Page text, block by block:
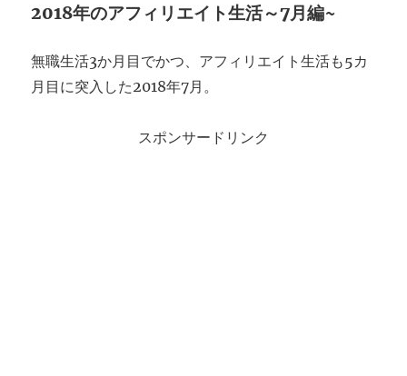
2018年のアフィリエイト生活～7月編~
無職生活3か月目でかつ、アフィリエイト生活も5カ
月目に突入した2018年7月。
スポンサードリンク